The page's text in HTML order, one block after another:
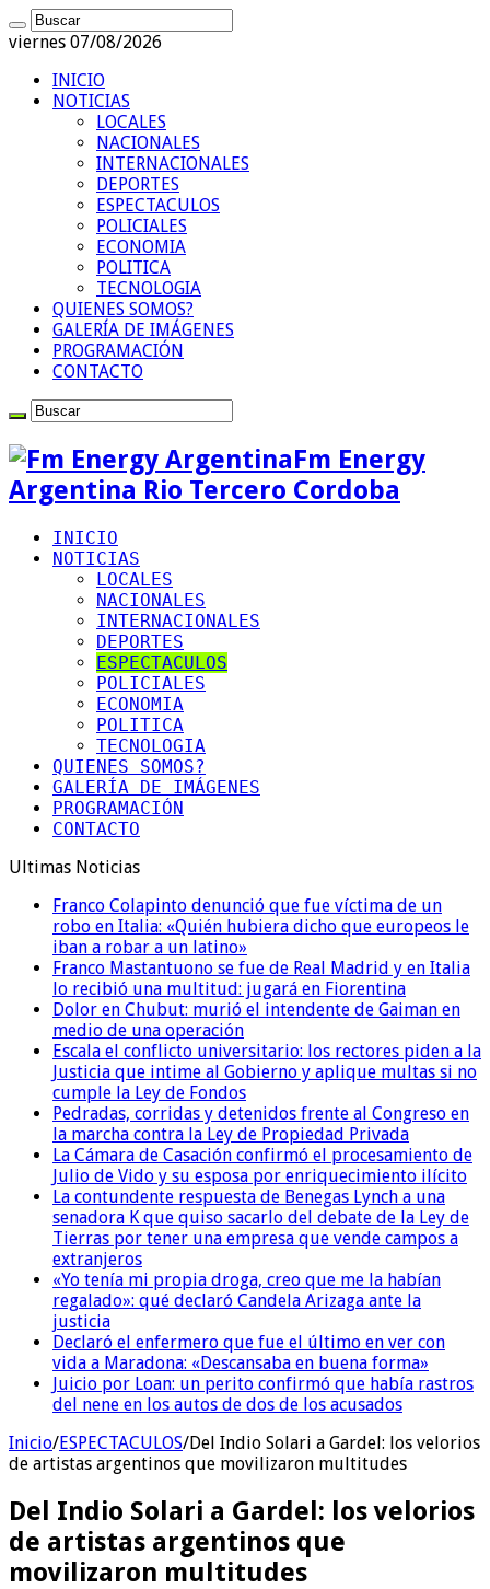
viernes 07/08/2026
INICIO
NOTICIAS
LOCALES
NACIONALES
INTERNACIONALES
DEPORTES
ESPECTACULOS
POLICIALES
ECONOMIA
POLITICA
TECNOLOGIA
QUIENES SOMOS?
GALERÍA DE IMÁGENES
PROGRAMACIÓN
CONTACTO
Fm Energy
Argentina Rio Tercero Cordoba
INICIO
NOTICIAS
LOCALES
NACIONALES
INTERNACIONALES
DEPORTES
ESPECTACULOS
POLICIALES
ECONOMIA
POLITICA
TECNOLOGIA
QUIENES SOMOS?
GALERÍA DE IMÁGENES
PROGRAMACIÓN
CONTACTO
Ultimas Noticias
Franco Colapinto denunció que fue víctima de un
robo en Italia: «Quién hubiera dicho que europeos le
iban a robar a un latino»
Franco Mastantuono se fue de Real Madrid y en Italia
lo recibió una multitud: jugará en Fiorentina
Dolor en Chubut: murió el intendente de Gaiman en
medio de una operación
Escala el conflicto universitario: los rectores piden a la
Justicia que intime al Gobierno y aplique multas si no
cumple la Ley de Fondos
Pedradas, corridas y detenidos frente al Congreso en
la marcha contra la Ley de Propiedad Privada
La Cámara de Casación confirmó el procesamiento de
Julio de Vido y su esposa por enriquecimiento ilícito
La contundente respuesta de Benegas Lynch a una
senadora K que quiso sacarlo del debate de la Ley de
Tierras por tener una empresa que vende campos a
extranjeros
«Yo tenía mi propia droga, creo que me la habían
regalado»: qué declaró Candela Arizaga ante la
justicia
Declaró el enfermero que fue el último en ver con
vida a Maradona: «Descansaba en buena forma»
Juicio por Loan: un perito confirmó que había rastros
del nene en los autos de dos de los acusados
Inicio/ESPECTACULOS/Del Indio Solari a Gardel: los velorios
de artistas argentinos que movilizaron multitudes
Del Indio Solari a Gardel: los velorios
de artistas argentinos que
movilizaron multitudes